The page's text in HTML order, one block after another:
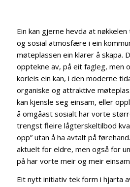
Ein kan gjerne hevda at
og sosial atmosfære i ein
møteplassen ein klarer å skapa.
opptekne av, på eit fagleg, men
korleis ein kan, i den moderne
organiske og attraktive
kan kjensle seg einsam, eller
å omgåast sosialt har vorte
trengst fleire lågterskeltilbod
opp” utan å ha avtalt på
aktuelt for eldre, men også for
på har vorte meir og meir
Eit nytt initiativ tek form i hjarta